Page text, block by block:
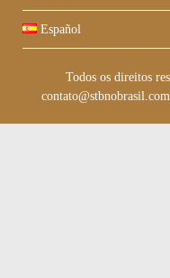
Español
Todos os direitos
contato@stbnobrasil.com